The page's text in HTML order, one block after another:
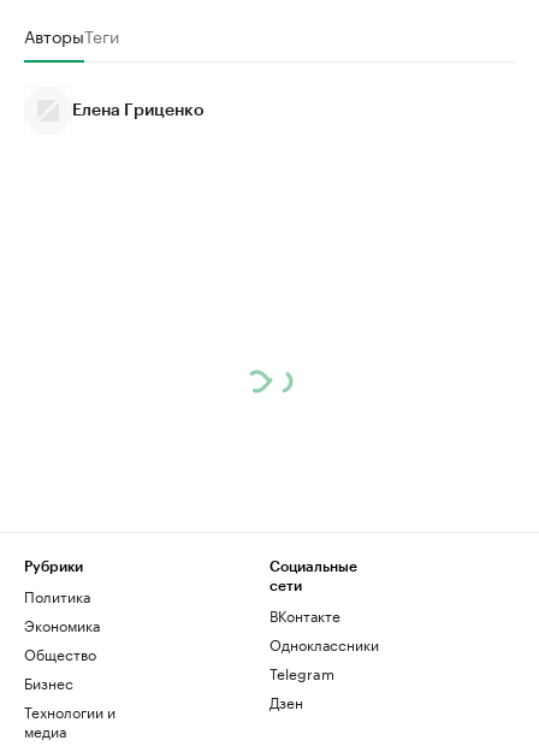
АвторыТеги
Елена Гриценко
Рубрики
Политика
Экономика
Общество
Бизнес
Технологии и
медиа
Социальные
сети
ВКонтакте
Одноклассники
Telegram
Дзен